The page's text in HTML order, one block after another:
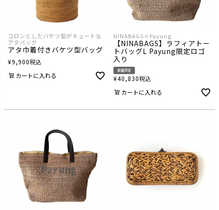
コロンとしたバケツ型がキュートな
アタバッグ
アタ巾着付きバケツ型バッグ
¥9,900税込
カートに入れる
NINABAGS×Payung
【NINABAGS】ラフィアトー
トバッグL Payung限定ロゴ
入り
数量限定
¥40,830税込
カートに入れる